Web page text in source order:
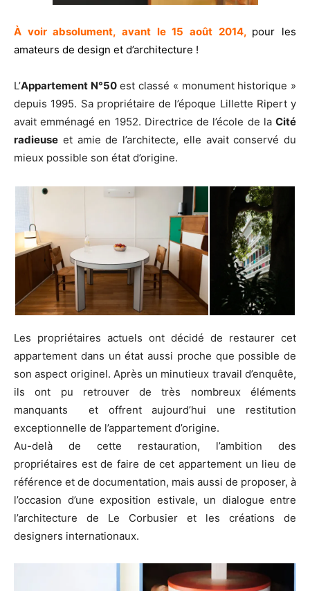
À voir absolument, avant le 15 août 2014, pour les
amateurs de design et d’architecture !
L’Appartement N°50est classé « monument historique »
depuis 1995. Sa propriétaire de l’époque Lillette Ripert y
avait emménagé en 1952. Directrice de l’école de la Cité
radieuse et amie de l’architecte, elle avait conservé du
mieux possible son état d’origine.
Les propriétaires actuels ont décidé de restaurer cet
appartement dans un état aussi proche que possible de
son aspect originel. Après un minutieux travail d’enquête,
ils ont pu retrouver de très nombreux éléments
manquants et offrent aujourd’hui une restitution
exceptionnelle de l’appartement d’origine.
Au-delà de cette restauration, l’ambition des
propriétaires est de faire de cet appartement un lieu de
référence et de documentation, mais aussi de proposer, à
l’occasion d’une exposition estivale, un dialogue entre
l’architecture de Le Corbusier et les créations de
designers internationaux.